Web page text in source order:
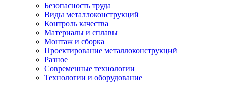
Безопасность труда
Виды металлоконструкций
Контроль качества
Материалы и сплавы
Монтаж и сборка
Проектирование металлоконструкций
Разное
Современные технологии
Технологии и оборудование